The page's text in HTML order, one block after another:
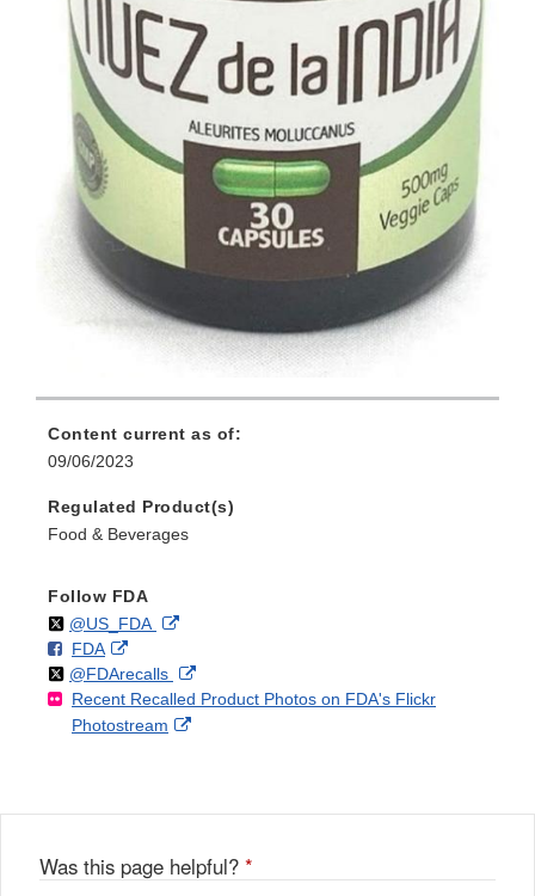
Content current as of:
09/06/2023
Regulated Product(s)
Food & Beverages
Follow FDA
Follow
@US_FDAon External
Disclaimer
F
o
l
l
FDAo
n
F
a
k
External
Link
Disclaimer
Follow
@FDArecallson
X
External
Link
Recent Recalled Product Photos on FDA's Flickr
Photostream
External
Was this page helpful? *